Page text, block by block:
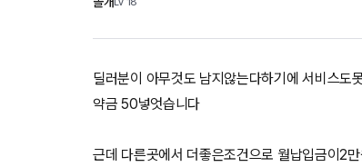
딜러분이 아무것도 남지않는다하기에 서비스
약금 50넣엇습니다
근데 다른곳에서 더좋은조건으로 월납입금이2